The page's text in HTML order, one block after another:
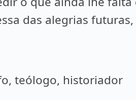
das alegrias
teólogo, historiador